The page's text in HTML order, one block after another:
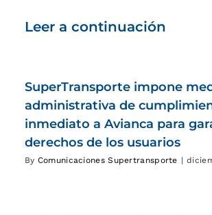
Leer a continuación
SuperTransporte impone
administrativa de
inmediato a Avianca para
derechos de los usuarios
By Comunicaciones Supertransporte |